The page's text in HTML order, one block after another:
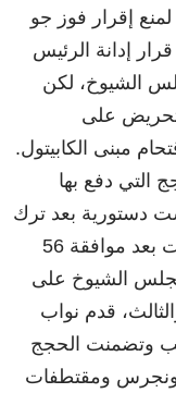
إقرار فوز جو
الرئاسية 2020. وكان قرار إدانة الرئيس
الشيوخ، لكن
على
مبنى الكابيتول.
التي دفع بها
دستورية بعد ترك
ترامب السلطة. لكن المحاكمة استمرت بعد موافقة 56
44 عضواً بمجلس الشيوخ على
قدم نواب
وتضمنت الحجج
ومقتطفات